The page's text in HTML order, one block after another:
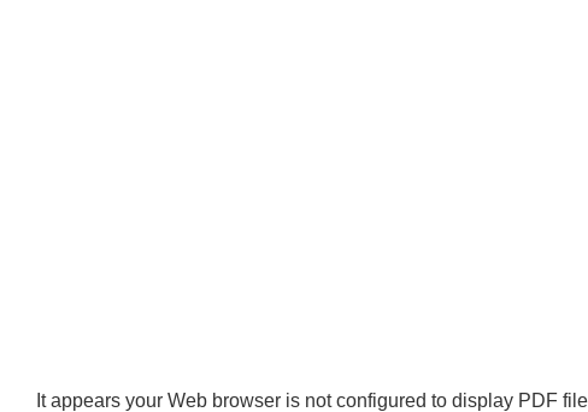
It appears your Web browser is not configured to display PDF